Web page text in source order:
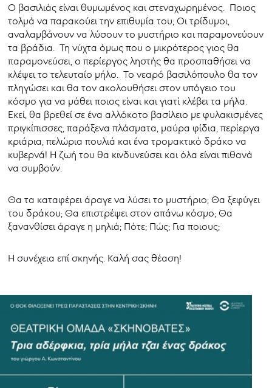
Ο βασιλιάς είναι θυμωμένος και στεναχωρημένος. Ποιος
τολμά να παρακούει την επιθυμία του; Οι τρίδυμοι,
αναλαμβάνουν να λύσουν το μυστήριο και παραμονεύουν
τα βράδια. Τη νύχτα όμως που ο μικρότερος γιος θα
παραμονεύσει, ο περίεργος ληστής θα προσπαθήσει να
κλέψει το τελευταίο μήλο. Το νεαρό βασιλόπουλο θα τον
πληγώσει και θα τον ακολουθήσει στον υπόγειο του
κόσμο για να μάθει ποιος είναι και γιατί κλέβει τα μήλα.
Εκεί, θα βρεθεί σε ένα αλλόκοτο βασίλειο με φυλακισμένες
πριγκίπισσες, παράξενα πλάσματα, μαύρα φίδια, περίεργα
κριάρια, πελώρια πουλιά και ένα τρομακτικό δράκο να
κυβερνά! Η ζωή του θα κινδυνεύσει και όλα είναι πιθανά
να συμβούν.
Θα τα καταφέρει άραγε να λύσει το μυστήριο; Θα ξεφύγει
του δράκου; Θα επιστρέψει στον απάνω κόσμο; Θα
ξανανθίσει άραγε η μηλιά; Πότε; Πώς; Για ποιους;
Η συνέχεια επί σκηνής. Καλή σας θέαση!